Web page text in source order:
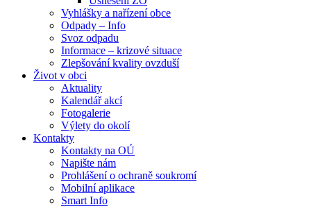
Vyhlášky a nařízení obce
Odpady – Info
Svoz odpadu
Informace – krizové situace
Zlepšování kvality ovzduší
Život v obci
Aktuality
Kalendář akcí
Fotogalerie
Výlety do okolí
Kontakty
Kontakty na OÚ
Napište nám
Prohlášení o ochraně soukromí
Mobilní aplikace
Smart Info